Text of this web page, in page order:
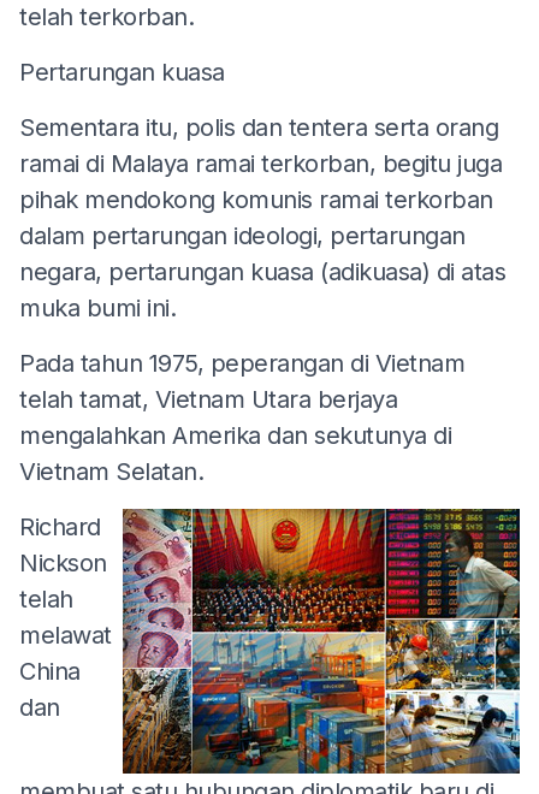
telah terkorban.
Pertarungan kuasa
Sementara itu, polis dan tentera serta orang
ramai di Malaya ramai terkorban, begitu juga
pihak mendokong komunis ramai terkorban
dalam pertarungan ideologi, pertarungan
negara, pertarungan kuasa (adikuasa) di atas
muka bumi ini.
Pada tahun 1975, peperangan di Vietnam
telah tamat, Vietnam Utara berjaya
mengalahkan Amerika dan sekutunya di
Vietnam Selatan.
Richard
Nickson
telah
melawat
China
dan